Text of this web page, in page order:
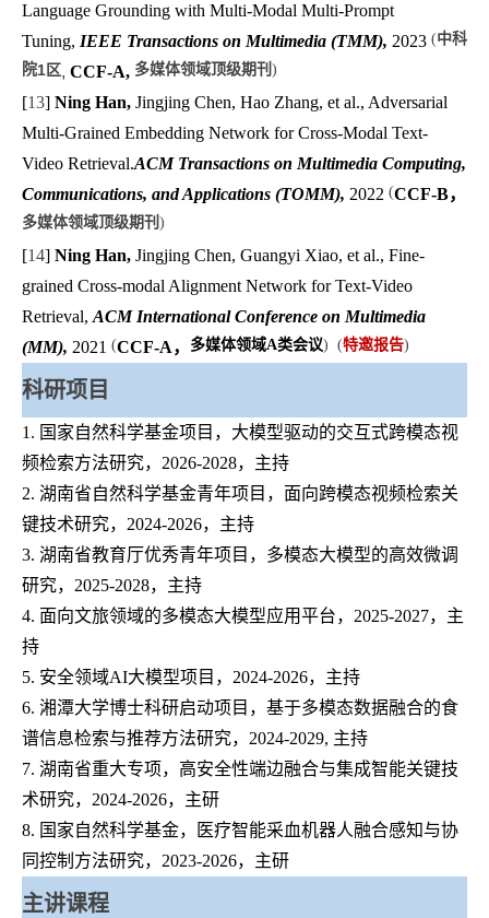
Language Grounding with Multi-Modal Multi-Prompt
Tuning, IEEE Transactions on Multimedia (TMM), 2023 (中科
院1区, CCF-A, 多媒体领域顶级期刊 )
[13] Ning Han, Jingjing Chen, Hao Zhang, et al., Adversarial
Multi-Grained Embedding Network for Cross-Modal Text-
Video Retrieval.ACM Transactions on Multimedia Computing,
Communications, and Applications (TOMM), 2022 (CCF-B，
多媒体领域顶级期刊 )
[14] Ning Han, Jingjing Chen, Guangyi Xiao, et al., Fine-
grained Cross-modal Alignment Network for Text-Video
Retrieval, ACM International Conference on Multimedia
(MM), 2021 (CCF-A， 多媒体领域A类会议) (特邀报告)
科研项目
1. 国家自然科学基金项目，大模型驱动的交互式跨模态视
频检索方法研究，2026-2028，主持
2. 湖南省自然科学基金青年项目，面向跨模态视频检索关
键技术研究，2024-2026，主持
3. 湖南省教育厅优秀青年项目，多模态大模型的高效微调
研究，2025-2028，主持
4. 面向文旅领域的多模态大模型应用平台，2025-2027，主
持
5. 安全领域AI大模型项目，2024-2026，主持
6. 湘潭大学博士科研启动项目，基于多模态数据融合的食
谱信息检索与推荐方法研究，2024-2029, 主持
7. 湖南省重大专项，高安全性端边融合与集成智能关键技
术研究，2024-2026，主研
8. 国家自然科学基金，医疗智能采血机器人融合感知与协
同控制方法研究，2023-2026，主研
主讲课程